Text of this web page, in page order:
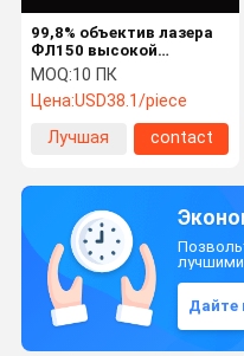
99,8% объектив лазера
ФЛ150 высокой
пропускаемости
36*4.9мм фокусируя
MOQ:10 ПК
Цена:USD38.1/piece
Лучшая
contact
Дайте